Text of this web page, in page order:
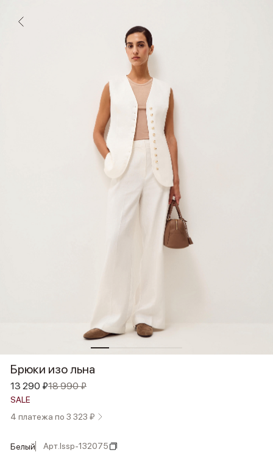
Брюки изо льна
13 290 ₽18 990 ₽
SALE
4 платежа по 3 323 ₽
белый Арт.lssp-132075